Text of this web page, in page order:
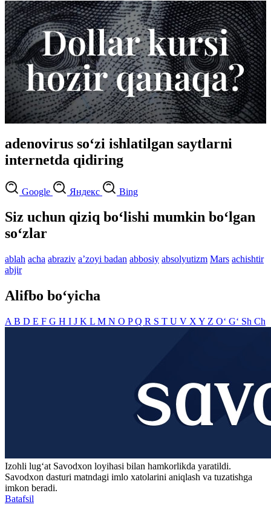
adenovirus so‘zi ishlatilgan saytlarni
internetda qidiring
Google Яндекс Bing
Siz uchun qiziq bo‘lishi mumkin bo‘lgan
so‘zlar
ablah acha abraziv aʼzoyi badan abbosiy absolyutizm Mars achishtir
abjir
Alifbo bo‘yicha
A B D E F G H I J K L M N O PQ R S T U V X Y Z O‘ G‘ Sh Ch
Izohli lugʻat Savodxon loyihasi bilan hamkorlikda yaratildi.
Savodxon dasturi matndagi imlo xatolarini aniqlash va tuzatishga
imkon beradi.
Batafsil